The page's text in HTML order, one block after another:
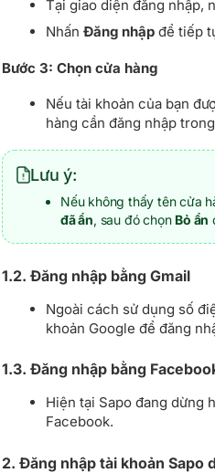
Tại giao diện đăng nhập,
Nhấn Đăng nhập để tiếp
Bước 3: Chọn cửa hàng
Nếu tài khoản của bạn
hàng cần đăng nhập
Lưu ý:
Nếu không thấy tên cửa
đã ẩn, sau đó chọn Bỏ ẩn
1.2. Đăng nhập bằng Gmail
Ngoài cách sử dụng số
khoản Google để đăng
1.3. Đăng nhập bằng
Hiện tại Sapo đang dừng
Facebook.
2. Đăng nhập tài khoản Sapo